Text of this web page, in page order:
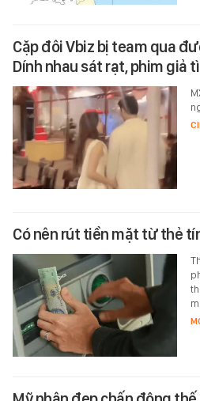
Cặp đôi Vbiz bị team qua
Dính nhau sát rạt, phim giả
Có nên rút tiền mặt từ thẻ